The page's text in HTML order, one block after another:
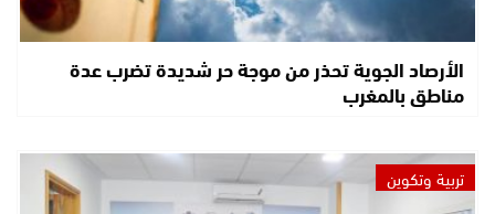
الأرصاد الجوية تحذر من موجة حر شديدة تضرب عدة
مناطق بالمغرب
تربية وتكوين